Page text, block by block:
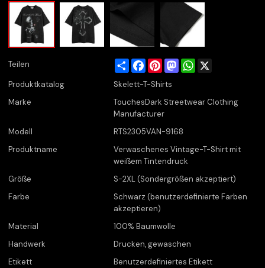
Teilen ShareFacebook
PinterestMastodonWhatsApp
Produktkatalog
Skelett-T-Shirts
Marke
TouchesDark Streetwear Clothing
Manufacturer
Modell
RTS2305VAN-9168
Produktname
Verwaschenes Vintage-T-Shirt mit
weißem Tintendruck
Größe
S-2XL (Sondergrößen akzeptiert)
Farbe
Schwarz (benutzerdefinierte Farben
akzeptieren)
Material
100% Baumwolle
Handwerk
Drucken, gewaschen
Etikett
Benutzerdefiniertes Etikett